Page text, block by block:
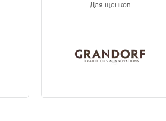
Для щенков